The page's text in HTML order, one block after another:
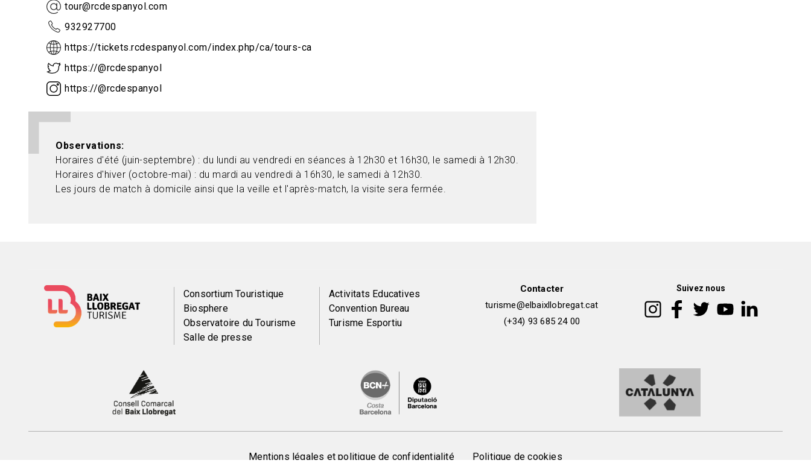
tour@rcdespanyol.com
932927700
https://tickets.rcdespanyol.com/index.php/ca/tours-ca
https://@rcdespanyol
https://@rcdespanyol
Observations
Horaires d'été (juin-septembre) : du lundi au vendredi en séances à 12h30 et 16h30, le samedi à 12h30.
Horaires d'hiver (octobre-mai) : du mardi au vendredi à 16h30, le samedi à 12h30.
Les jours de match à domicile ainsi que la veille et l'après-match, la visite sera fermée.
Menú
del
Consortium Touristique
Biosphere
Observatoire du Tourisme
Salle de presse
Peu
de
Activitats Educatives
Convention Bureau
Turisme Esportiu
Contacter
turisme@elbaixllobregat.cat
(+34) 93 685 24 00
Suivez nous
Mentions légales et politique de confidentialité Politique de cookies